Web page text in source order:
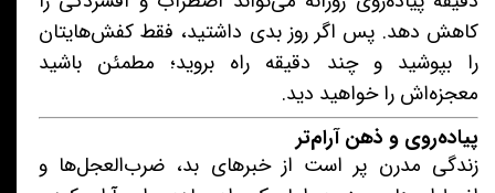
کاهش دهد. پس اگر روز بدی داشتید، فقط کفش‌هایتان
را بپوشید و چند دقیقه راه بروید؛ مطمئن باشید
معجزه‌اش را خواهید دید.
پیاده‌روی و ذهن آرام‌تر
زندگی مدرن پر است از خبرهای بد، ضرب‌العجل‌ها و